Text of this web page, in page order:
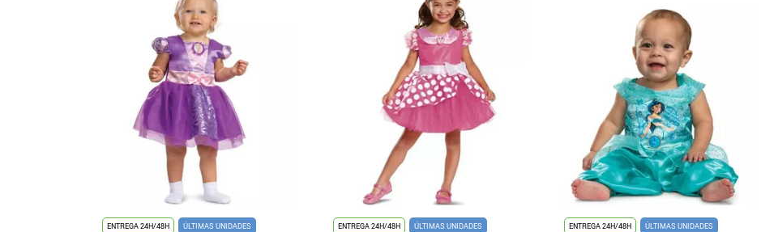
ENTREGA 24H/48H ÚLTIMAS UNIDADES ENTREGA 24H/48H ÚLTIMAS UNIDADES ENTREGA 24H/48H ÚLTIMAS UNIDADES